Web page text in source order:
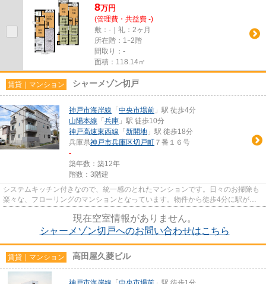
8万円
(管理費・共益費 -)
敷：-｜礼：2ヶ月
所在階：1ｰ2階
間取り：-
面積：118.14㎡
賃貸｜マンション シャーメゾン切戸
神戸市海岸線 「 中央市場前 」駅 徒歩4分
山陽本線 「 兵庫 」駅 徒歩10分
神戸高速東西線 「 新開地 」駅 徒歩18分
兵庫県神戸市兵庫区切戸町 ７番１６号
-
築年数：築12年
階数：3階建
システムキッチン付きなので、統一感のとれたマンションです。日々のお掃除も
楽々な、フローリングのマンションとなっています。物件から徒歩4分に駅があ
現在空室情報がありません。
シャーメゾン切戸へのお問い合わせはこちら
賃貸｜マンション 高田屋久菱ビル